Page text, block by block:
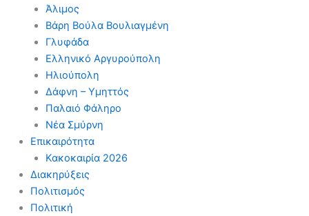
Άλιμος
Βάρη Βούλα Βουλιαγμένη
Γλυφάδα
Ελληνικό Αργυρούπολη
Ηλιούπολη
Δάφνη – Υμηττός
Παλαιό Φάληρο
Νέα Σμύρνη
Επικαιρότητα
Κακοκαιρία 2026
Διακηρύξεις
Πολιτισμός
Πολιτική